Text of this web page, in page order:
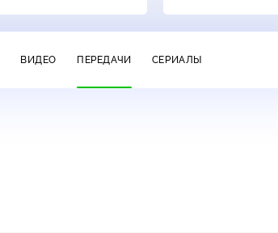
ВИДЕО ПЕРЕДАЧИ СЕРИАЛЫ